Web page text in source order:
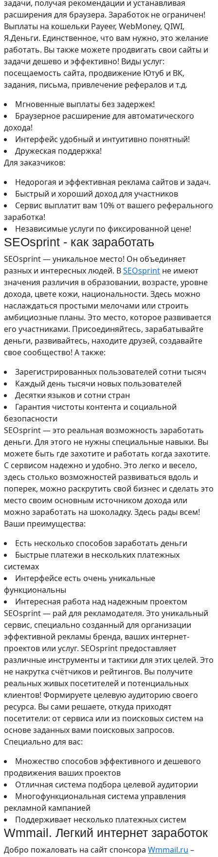
задачи, получая рекомендации и устанавливая
расширения для браузера. Заработок не ограничен!
Выплаты на кошельки Payeer, WebMoney, QIWI,
Я.Деньги. Единственное, что вам нужно, это желание
работать. Вы также можете продвигать свои сайты и
задачи дешево и эффективно! Виды услуг:
посещаемость сайта, продвижение Ютуб и ВК,
задания, письма, привлечение рефералов и т.д.
Мгновенные выплаты без задержек!
Браузерное расширение для автоматического
дохода!
Интерфейс удобный и интуитивно понятный!
Дружеская поддержка!
Для заказчиков:
Недорогая и эффективная реклама сайтов и задач.
Быстрый и хороший доход для участников
Сервис выплатит вам 10% от вашего реферального
заработка!
Независимые услуги по фиксированной цене!
SEOsprint - как заработать
SEOsprint — уникальное место! Он объединяет
разных и интересных людей. ВSEOsprint не имеют
значения различия в образовании, возрасте, уровне
дохода, цвете кожи, национальности. Здесь можно
наслаждаться простыми мелочами или строить
амбициозные планы. Это место, которое развивается
его участниками. Присоединяйтесь, зарабатывайте
деньги, развивайтесь, находите друзей, создавайте
свое сообщество! А также:
Зарегистрированных пользователей сотни тысяч
Каждый день тысячи новых пользователей
Десятки языков и сотни стран
Гарантия чистоты контента и социальной
безопасности
SEOsprint — это реальная возможность заработать
деньги. Для этого не нужны специальные навыки. Вы
можете быть где захотите и работать когда захотите.
С сервисом надежно и удобно. Это легко и весело,
здесь столько возможностей развиваться вдоль и
поперек, можно раскрутить свой бизнес и сделать это
место своим основным источником дохода или
можно заработать на шоколадку. Здесь рады всем!
Ваши преимущества:
Есть несколько способов заработать деньги
Быстрые платежи в нескольких платежных
системах
Интерфейсе есть очень уникальные
функциональны
Интересная работа над надежным проектом
SEOsprint — рай для рекламодателя. Это уникальный
сервис, специально созданный для организации
эффективной рекламы бренда, ваших интернет-
проектов или услуг. SEOsprint предоставляет
различные инструменты и тактики для этих целей. Это
не накрутка счётчиков и рейтингов. Вы получите
реальных живых посетителей и потенциальных
клиентов! Формируете целевую аудиторию своего
ресурса. Вы сами решаете, откуда приходят
посетители: от сервиса или из поисковых систем на
основе заданных вами поисковых запросов.
Специально для вас:
Множество способов эффективного и дешевого
продвижения ваших проектов
Отличная система подбора целевой аудитории
Многофункциональная система управления
рекламной кампанией
Поддерживает несколько платежных систем
Wmmail. Легкий интернет заработок
Добро пожаловать на сайт спонсора Wmmail.ru –